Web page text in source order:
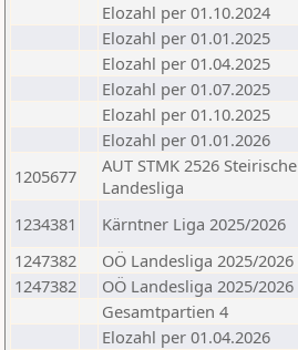
Elozahl per 01.10.2024
Elozahl per 01.01.2025
Elozahl per 01.04.2025
Elozahl per 01.07.2025
Elozahl per 01.10.2025
Elozahl per 01.01.2026
1205677
AUT STMK 2526 Steirische
Landesliga
1234381 Kärntner Liga 2025/2026
1247382
OÖ Landesliga 2025/2026
1247382
OÖ Landesliga 2025/2026
Gesamtpartien 4
Elozahl per 01.04.2026